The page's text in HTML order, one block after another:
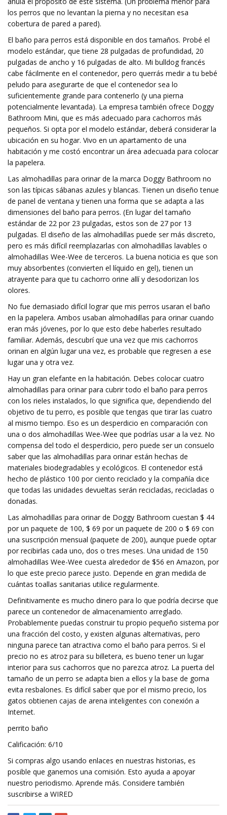
los perros que no levantan la pierna y no necesitan esa
cobertura de pared a pared).
El baño para perros está disponible en dos tamaños. Probé el
modelo estándar, que tiene 28 pulgadas de profundidad, 20
pulgadas de ancho y 16 pulgadas de alto. Mi bulldog francés
cabe fácilmente en el contenedor, pero querrás medir a tu bebé
peludo para asegurarte de que el contenedor sea lo
suficientemente grande para contenerlo (y una pierna
potencialmente levantada). La empresa también ofrece Doggy
Bathroom Mini, que es más adecuado para cachorros más
pequeños. Si opta por el modelo estándar, deberá considerar la
ubicación en su hogar. Vivo en un apartamento de una
habitación y me costó encontrar un área adecuada para colocar
la papelera.
Las almohadillas para orinar de la marca Doggy Bathroom no
son las típicas sábanas azules y blancas. Tienen un diseño tenue
de panel de ventana y tienen una forma que se adapta a las
dimensiones del baño para perros. (En lugar del tamaño
estándar de 22 por 23 pulgadas, estos son de 27 por 13
pulgadas. El diseño de las almohadillas puede ser más discreto,
pero es más difícil reemplazarlas con almohadillas lavables o
almohadillas Wee-Wee de terceros. La buena noticia es que son
muy absorbentes (convierten el líquido en gel), tienen un
atrayente para que tu cachorro orine allí y desodorizan los
olores.
No fue demasiado difícil lograr que mis perros usaran el baño
en la papelera. Ambos usaban almohadillas para orinar cuando
eran más jóvenes, por lo que esto debe haberles resultado
familiar. Además, descubrí que una vez que mis cachorros
orinan en algún lugar una vez, es probable que regresen a ese
lugar una y otra vez.
Hay un gran elefante en la habitación. Debes colocar cuatro
almohadillas para orinar para cubrir todo el baño para perros
con los rieles instalados, lo que significa que, dependiendo del
objetivo de tu perro, es posible que tengas que tirar las cuatro
al mismo tiempo. Eso es un desperdicio en comparación con
una o dos almohadillas Wee-Wee que podrías usar a la vez. No
compensa del todo el desperdicio, pero puede ser un consuelo
saber que las almohadillas para orinar están hechas de
materiales biodegradables y ecológicos. El contenedor está
hecho de plástico 100 por ciento reciclado y la compañía dice
que todas las unidades devueltas serán recicladas, recicladas o
donadas.
Las almohadillas para orinar de Doggy Bathroom cuestan $ 44
por un paquete de 100, $ 69 por un paquete de 200 o $ 69 con
una suscripción mensual (paquete de 200), aunque puede optar
por recibirlas cada uno, dos o tres meses. Una unidad de 150
almohadillas Wee-Wee cuesta alrededor de $56 en Amazon, por
lo que este precio parece justo. Depende en gran medida de
cuántas toallas sanitarias utilice regularmente.
Definitivamente es mucho dinero para lo que podría decirse que
parece un contenedor de almacenamiento arreglado.
Probablemente puedas construir tu propio pequeño sistema por
una fracción del costo, y existen algunas alternativas, pero
ninguna parece tan atractiva como el baño para perros. Si el
precio no es atroz para su billetera, es bueno tener un lugar
interior para sus cachorros que no parezca atroz. La puerta del
tamaño de un perro se adapta bien a ellos y la base de goma
evita resbalones. Es difícil saber que por el mismo precio, los
gatos obtienen cajas de arena inteligentes con conexión a
Internet.
perrito baño
Calificación: 6/10
Si compras algo usando enlaces en nuestras historias, es
posible que ganemos una comisión. Esto ayuda a apoyar
nuestro periodismo. Aprende más. Considere también
suscribirse a WIRED